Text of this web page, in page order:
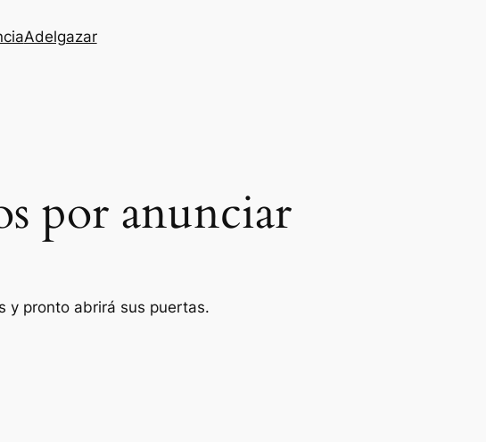
Adelgazar
por anunciar
y pronto abrirá sus puertas.